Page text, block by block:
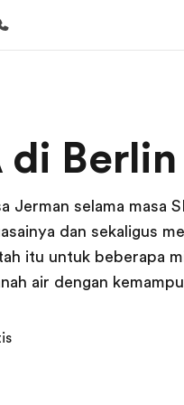
di EF
di Berlin
Jerman selama masa
dan sekaligus
itu untuk beberapa
air dengan